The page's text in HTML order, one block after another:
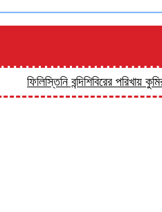
ফিলিস্তিনি বন্দিশিবিরের পরিখায় কুমির